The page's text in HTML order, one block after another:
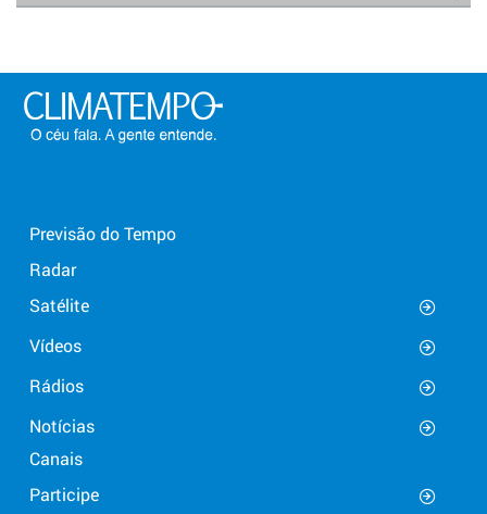
Previsão do Tempo
Radar
Satélite
Vídeos
Rádios
Notícias
Canais
Participe